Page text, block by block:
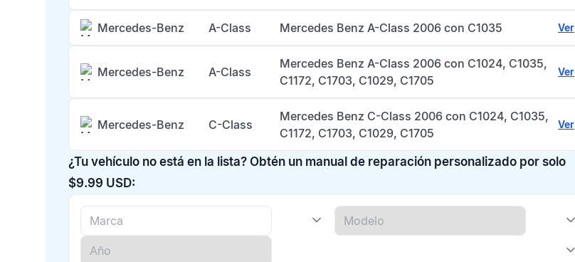
Mercedes-Benz A-Class Mercedes Benz A-Class 2006 con C1035 Ver
Mercedes-Benz A-Class
Mercedes Benz A-Class 2006 con C1024, C1035,
C1172, C1703, C1029, C1705
Ver
Mercedes-Benz C-Class
Mercedes Benz C-Class 2006 con C1024, C1035,
C1172, C1703, C1029, C1705
Ver
¿Tu vehículo no está en la lista? Obtén un manual de reparación personalizado por solo
$9.99 USD: